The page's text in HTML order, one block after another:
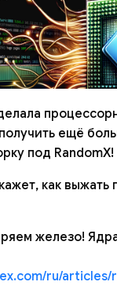
ещё
под RandomX!
как выжать
железо!
ru/articles/